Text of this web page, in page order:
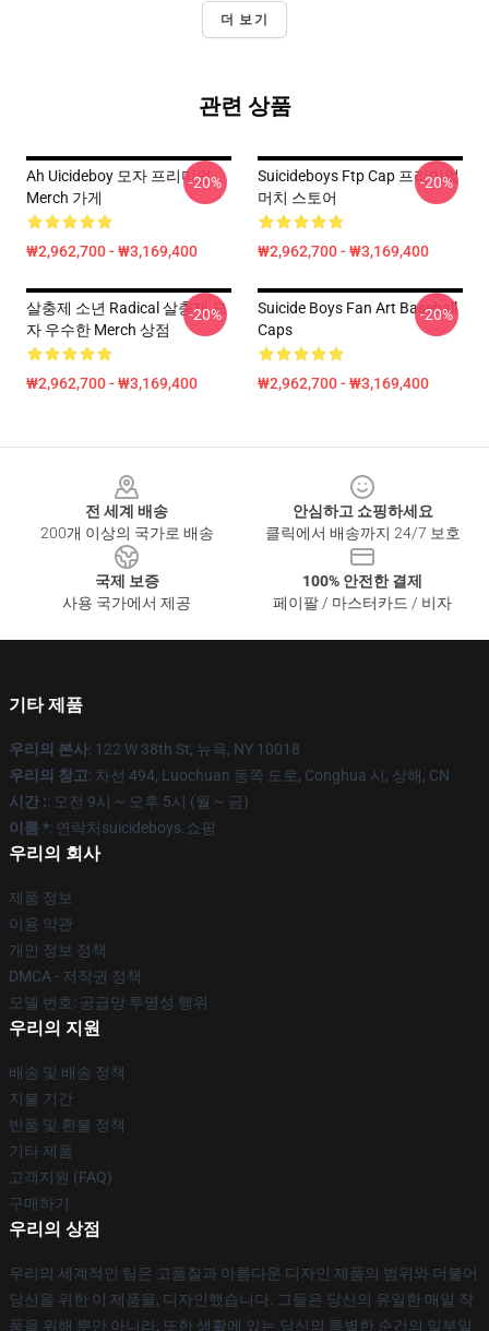
더 보기
관련 상품
Ah Uicideboy 모자 프리미엄
Merch 가게
₩2,962,700 - ₩3,169,400
-20%
Suicideboys Ftp Cap 프리미엄
머치 스토어
₩2,962,700 - ₩3,169,400
-20%
살충제 소년 Radical 살충제 모
자 우수한 Merch 상점
₩2,962,700 - ₩3,169,400
-20%
Suicide Boys Fan Art Baseball
Caps
₩2,962,700 - ₩3,169,400
-20%
전 세계 배송
200개 이상의 국가로 배송
안심하고 쇼핑하세요
클릭에서 배송까지 24/7 보호
국제 보증
사용 국가에서 제공
100% 안전한 결제
페이팔 / 마스터카드 / 비자
기타 제품
우리의 본사: 122 W 38th St, 뉴욕, NY 10018
우리의 창고: 차선 494, Luochuan 동쪽 도로, Conghua 시, 상해, CN
시간 :: 오전 9시 ~ 오후 5시 (월 ~ 금)
이름 *: 연락처suicideboys.쇼핑
우리의 회사
제품 정보
이용 약관
개인 정보 정책
DMCA - 저작권 정책
모델 번호: 공급망 투명성 행위
우리의 지원
배송 및 배송 정책
지불 기간
반품 및 환불 정책
기타 제품
고객지원 (FAQ)
구매하기
우리의 상점
우리의 세계적인 팀은 고품질과 아름다운 디자인 제품의 범위와 더불어
당신을 위한 이 제품을, 디자인했습니다. 그들은 당신의 유일한 매일 작
풍을 위해 뿐만 아니라, 또한 생활에 있는 당신의 특별한 순간의 일부일